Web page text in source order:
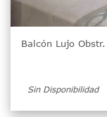
Balcón Lujo Obstr.
Sin Disponibilidad